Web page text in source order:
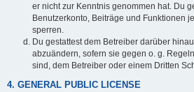
er nicht zur Kenntnis genommen hat. Du
Benutzerkonto, Beiträge und Funktionen
sperren.
Du gestattest dem Betreiber darüber
abzuändern, sofern sie gegen o. g.
sind, dem Betreiber oder einem Dritten
4. GENERAL PUBLIC LICENSE